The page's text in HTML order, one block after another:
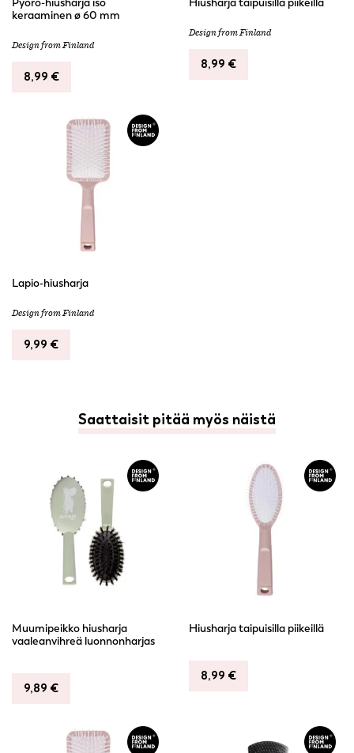
Pyörö-hiusharja iso
keraaminen ø 60 mm
Design from Finland
8,99 €
Hiusharja taipuisilla piikeillä
Design from Finland
8,99 €
Lapio-hiusharja
Design from Finland
9,99 €
Saattaisit pitää myös näistä
Muumipeikko hiusharja
vaaleanvihreä luonnonharjas
9,89 €
Hiusharja taipuisilla piikeillä
8,99 €